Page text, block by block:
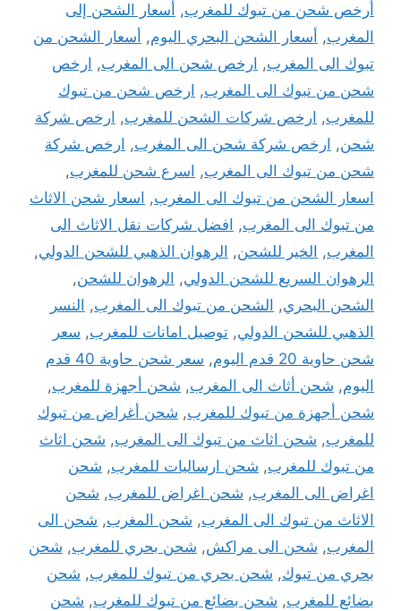
أرخص شحن من تبوك للمغرب, أسعار الشحن إلى
المغرب, أسعار الشحن البحري اليوم, أسعار الشحن من
تبوك الى المغرب, ارخص شحن الى المغرب, ارخص
شحن من تبوك الى المغرب, ارخص شحن من تبوك
للمغرب, ارخص شركات الشحن للمغرب, ارخص شركة
شحن, ارخص شركة شحن الى المغرب, ارخص شركة
شحن من تبوك الى المغرب, اسرع شحن للمغرب,
اسعار الشحن من تبوك الى المغرب, اسعار شحن الاثاث
من تبوك الى المغرب, افضل شركات نقل الاثاث الى
المغرب, الخير للشحن, الرهوان الذهبي للشحن الدولي,
الرهوان السريع للشحن الدولي, الرهوان للشحن,
الشحن البحري, الشحن من تبوك الى المغرب, النسر
الذهبي للشحن الدولي, توصيل امانات للمغرب, سعر
شحن حاوية 20 قدم اليوم
,
سعر شحن حاوية 40 قدم
اليوم, شحن أثاث الى المغرب, شحن أجهزة للمغرب,
شحن أجهزة من تبوك للمغرب, شحن أغراض من تبوك
للمغرب, شحن اثاث من تبوك الى المغرب, شحن اثاث
من تبوك للمغرب, شحن ارساليات للمغرب, شحن
اغراض الى المغرب, شحن اغراض للمغرب, شحن
الاثاث من تبوك الى المغرب, شحن المغرب, شحن الى
المغرب, شحن الى مراكش, شحن بحري للمغرب, شحن
بحري من تبوك, شحن بحري من تبوك للمغرب, شحن
بضائع للمغرب, شحن بضائع من تبوك للمغرب, شحن